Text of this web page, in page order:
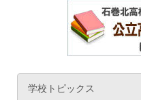
学校トピックス